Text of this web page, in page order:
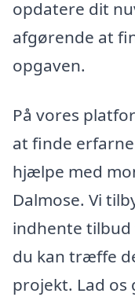
opdatere dit
afgørende at
opgaven.
På vores
at finde
hjælpe med
Dalmose. Vi
indhente tilbud
du kan træffe
projekt. Lad os